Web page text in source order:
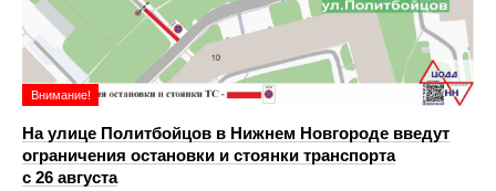
Внимание!
На улице Политбойцов в Нижнем Новгороде введут
ограничения остановки и стоянки транспорта
с 26 августа